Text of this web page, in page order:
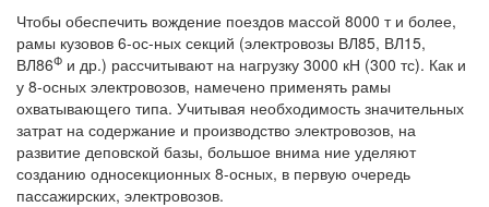
Чтобы обеспечить вождение поездов массой 8000 т и более,
рамы кузовов 6-ос-ных секций (электровозы ВЛ85, ВЛ15,
ВЛ86Ф и др.) рассчитывают на нагрузку 3000 кН (300 тс). Как и
у 8-осных электровозов, намечено применять рамы
охватывающего типа. Учитывая необходимость значительных
затрат на содержание и производство электровозов, на
развитие деповской базы, большое внима ние уделяют
созданию односекционных 8-осных, в первую очередь
пассажирских, электровозов.